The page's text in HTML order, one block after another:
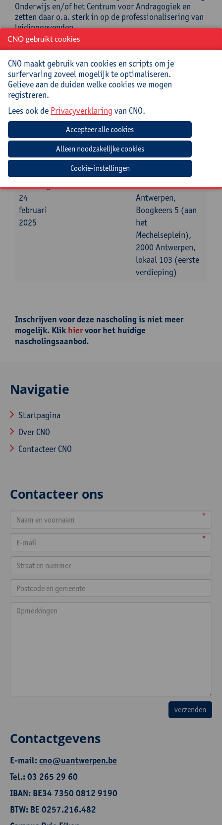
Onderwijs en/of het Centrum voor Andragogiek en
zetten daar o.a. sterk in op de professionalisering van
leidinggevenden.
Praktisch
Cursuscode:24/DR/263A
Cursusmateriaal en lunch inbegrepen.
Jouw bijdrage: 132 EUR.
Inlichtingen bij: Marie-Christina Leon, 03 265 14 22,
marie-christina.leon@uantwerpen.be
Beginuur Einduur
maandag
24
februari
2025
09:30u 16:30u
Universiteit
Antwerpen,
Boogkeers 5 (aan
het
Mechelseplein),
2000 Antwerpen,
lokaal 103 (eerste
verdieping)
Inschrijven voor deze nascholing is niet meer
mogelijk. Klik hiervoor het huidige
nascholingsaanbod.
Navigatie
Startpagina
Over CNO
Contacteer CNO
Contacteer ons
*
*
Contactgevens
E-mail:cno@uantwerpen.be
Tel.: 03 265 29 60
IBAN: BE34 7350 0812 9190
BTW: BE 0257.216.482
CNO gebruikt cookies
CNO maakt gebruik van cookies en scripts om je
surfervaring zoveel mogelijk te optimaliseren.
Gelieve aan de duiden welke cookies we mogen
registreren.
Lees ook de Privacyverklaring van CNO.
Cookie-instellingen